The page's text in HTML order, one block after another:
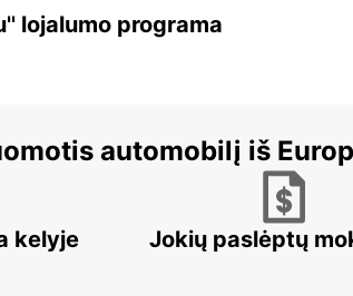
lojalumo programa
automobilį iš
kelyje Jokių paslėptų